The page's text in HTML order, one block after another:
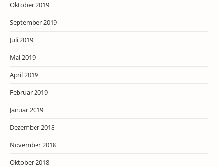
Oktober 2019
September 2019
Juli 2019
Mai 2019
April 2019
Februar 2019
Januar 2019
Dezember 2018
November 2018
Oktober 2018